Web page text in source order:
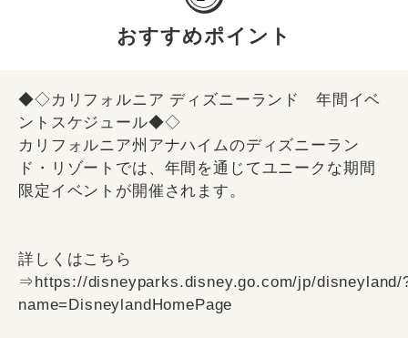
おすすめポイント
◆◇カリフォルニア ディズニーランド 年間イベ
ントスケジュール◆◇
カリフォルニア州アナハイムのディズニーラン
ド・リゾートでは、年間を通じてユニークな期間
限定イベントが開催されます。
詳しくはこちら
⇒https://disneyparks.disney.go.com/jp/disneyland/
name=DisneylandHomePage